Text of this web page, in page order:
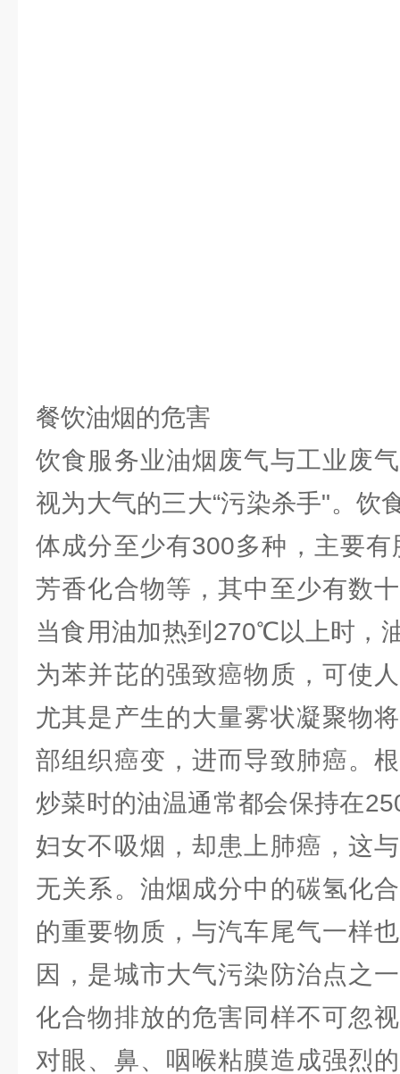
餐饮油烟的危害
饮食服务业油烟废气与工业废
视为大气的三大“污染杀手"。饮
体成分至少有300多种，主要
芳香化合物等，其中至少有数
当食用油加热到270℃以上时，
为苯并芘的强致癌物质，可使
尤其是产生的大量雾状凝聚物
部组织癌变，进而导致肺癌。
炒菜时的油温通常都会保持在
妇女不吸烟，却患上肺癌，这
无关系。油烟成分中的碳氢化
的重要物质，与汽车尾气一样
因，是城市大气污染防治点之
化合物排放的危害同样不可忽
对眼、鼻、咽喉粘膜造成强烈